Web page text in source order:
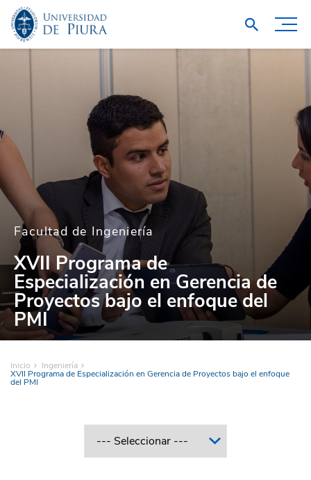
Facultad de Ingeniería
XVII Programa de
Especialización en Gerencia de
Proyectos bajo el enfoque del
PMI
Inicio Ingeniería
XVII Programa de Especialización en Gerencia de Proyectos bajo el enfoque
del PMI